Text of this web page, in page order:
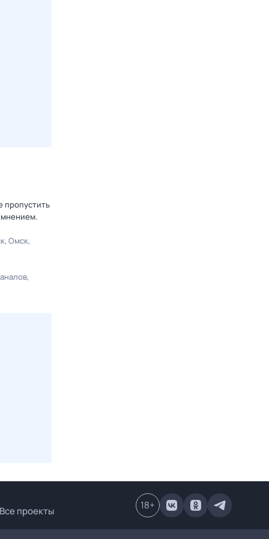
пропустить
Омск
Все проекты 18+